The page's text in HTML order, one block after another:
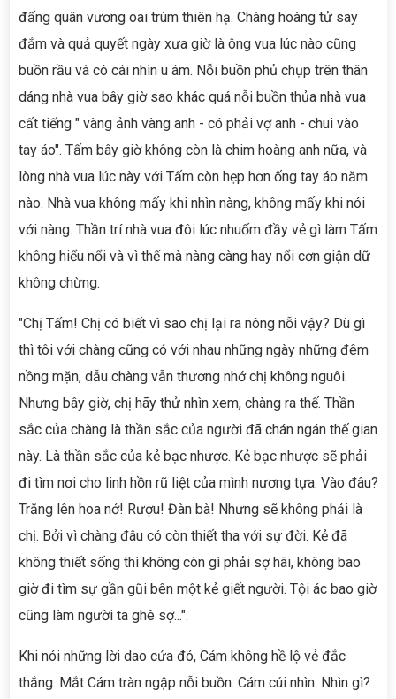
đấng quân vương oai trùm thiên hạ. Chàng hoàng tử say
đắm và quả quyết ngày xưa giờ là ông vua lúc nào cũng
buồn rầu và có cái nhìn u ám. Nỗi buồn phủ chụp trên thân
dáng nhà vua bây giờ sao khác quá nỗi buồn thủa nhà vua
cất tiếng " vàng ảnh vàng anh - có phải vợ anh - chui vào
tay áo". Tấm bây giờ không còn là chim hoàng anh nữa, và
lòng nhà vua lúc này với Tấm còn hẹp hơn ống tay áo năm
nào. Nhà vua không mấy khi nhìn nàng, không mấy khi nói
với nàng. Thần trí nhà vua đôi lúc nhuốm đầy vẻ gì làm Tấm
không hiểu nổi và vì thế mà nàng càng hay nổi cơn giận dữ
không chừng.
"Chị Tấm! Chị có biết vì sao chị lại ra nông nỗi vậy? Dù gì
thì tôi với chàng cũng có với nhau những ngày những đêm
nồng mặn, dẫu chàng vẫn thương nhớ chị không nguôi.
Nhưng bây giờ, chị hãy thử nhìn xem, chàng ra thế. Thần
sắc của chàng là thần sắc của người đã chán ngán thế gian
này. Là thần sắc của kẻ bạc nhược. Kẻ bạc nhược sẽ phải
đi tìm nơi cho linh hồn rũ liệt của mình nương tựa. Vào đâu?
Trăng lên hoa nở! Rượu! Đàn bà! Nhưng sẽ không phải là
chị. Bởi vì chàng đâu có còn thiết tha với sự đời. Kẻ đã
không thiết sống thì không còn gì phải sợ hãi, không bao
giờ đi tìm sự gần gũi bên một kẻ giết người. Tội ác bao giờ
cũng làm người ta ghê sợ...".
Khi nói những lời dao cứa đó, Cám không hề lộ vẻ đắc
thắng. Mắt Cám tràn ngập nỗi buồn. Cám cúi nhìn. Nhìn gì?